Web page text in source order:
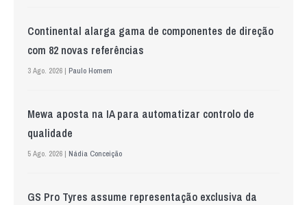
Continental alarga gama de componentes de direção
com 82 novas referências
3 Ago. 2026 | Paulo Homem
Mewa aposta na IA para automatizar controlo de
qualidade
5 Ago. 2026 | Nádia Conceição
GS Pro Tyres assume representação exclusiva da